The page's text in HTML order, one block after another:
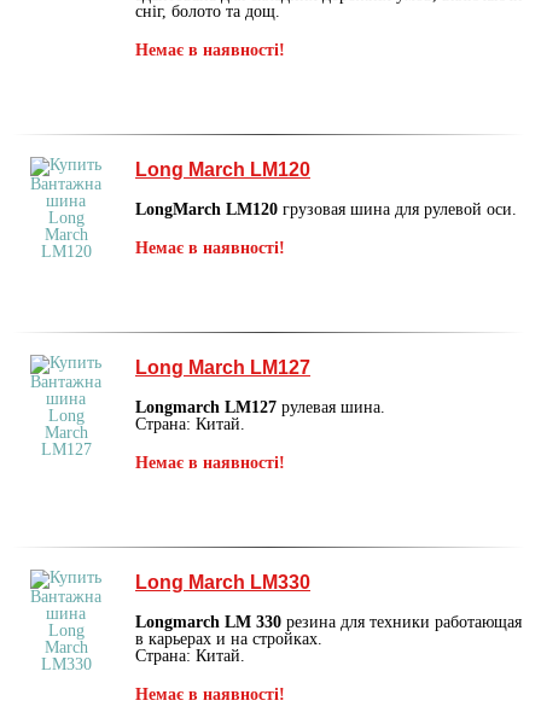
сніг, болото та дощ.
Немає в наявності!
Long March LM120
LongMarch LM120 грузовая шина для рулевой оси.
Немає в наявності!
Long March LM127
Longmarch LM127 рулевая шина.
Страна: Китай.
Немає в наявності!
Long March LM330
Longmarch LM 330 резина для техники работающая
в карьерах и на стройках.
Страна: Китай.
Немає в наявності!